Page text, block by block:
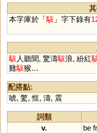
本字庫於「駭」字下錄有
駭人聽聞, 驚濤駭浪, 紛紅
雞駭猴…
配搭點:
唬, 驚,恇, 濤, 震
詞類
v.
be